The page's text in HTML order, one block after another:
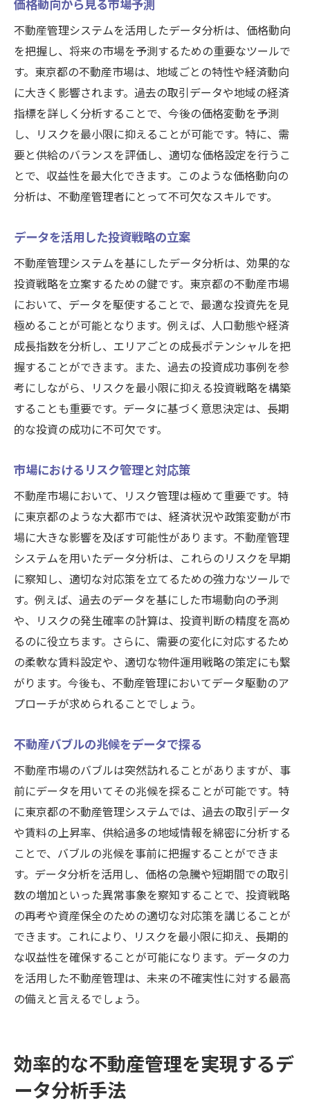
価格動向から見る市場予測
不動産管理システムを活用したデータ分析は、価格動向
を把握し、将来の市場を予測するための重要なツールで
す。東京都の不動産市場は、地域ごとの特性や経済動向
に大きく影響されます。過去の取引データや地域の経済
指標を詳しく分析することで、今後の価格変動を予測
し、リスクを最小限に抑えることが可能です。特に、需
要と供給のバランスを評価し、適切な価格設定を行うこ
とで、収益性を最大化できます。このような価格動向の
分析は、不動産管理者にとって不可欠なスキルです。
データを活用した投資戦略の立案
不動産管理システムを基にしたデータ分析は、効果的な
投資戦略を立案するための鍵です。東京都の不動産市場
において、データを駆使することで、最適な投資先を見
極めることが可能となります。例えば、人口動態や経済
成長指数を分析し、エリアごとの成長ポテンシャルを把
握することができます。また、過去の投資成功事例を参
考にしながら、リスクを最小限に抑える投資戦略を構築
することも重要です。データに基づく意思決定は、長期
的な投資の成功に不可欠です。
市場におけるリスク管理と対応策
不動産市場において、リスク管理は極めて重要です。特
に東京都のような大都市では、経済状況や政策変動が市
場に大きな影響を及ぼす可能性があります。不動産管理
システムを用いたデータ分析は、これらのリスクを早期
に察知し、適切な対応策を立てるための強力なツールで
す。例えば、過去のデータを基にした市場動向の予測
や、リスクの発生確率の計算は、投資判断の精度を高め
るのに役立ちます。さらに、需要の変化に対応するため
の柔軟な賃料設定や、適切な物件運用戦略の策定にも繋
がります。今後も、不動産管理においてデータ駆動のア
プローチが求められることでしょう。
不動産バブルの兆候をデータで探る
不動産市場のバブルは突然訪れることがありますが、事
前にデータを用いてその兆候を探ることが可能です。特
に東京都の不動産管理システムでは、過去の取引データ
や賃料の上昇率、供給過多の地域情報を綿密に分析する
ことで、バブルの兆候を事前に把握することができま
す。データ分析を活用し、価格の急騰や短期間での取引
数の増加といった異常事象を察知することで、投資戦略
の再考や資産保全のための適切な対応策を講じることが
できます。これにより、リスクを最小限に抑え、長期的
な収益性を確保することが可能になります。データの力
を活用した不動産管理は、未来の不確実性に対する最高
の備えと言えるでしょう。
効率的な不動産管理を実現するデ
ータ分析手法